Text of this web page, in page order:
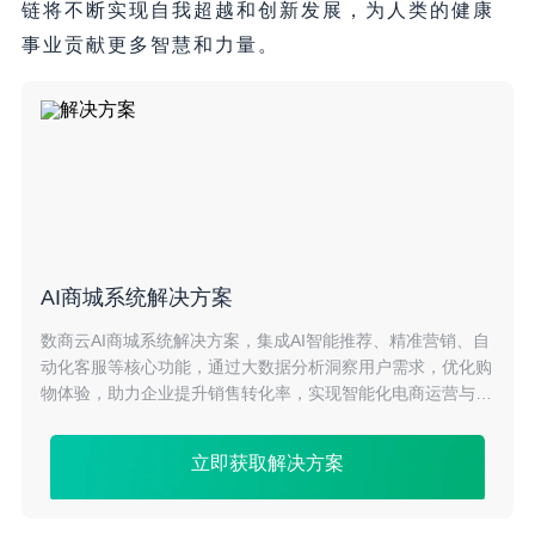
链将不断实现自我超越和创新发展，为人类的健康
事业贡献更多智慧和力量。
AI商城系统解决方案
数商云AI商城系统解决方案，集成AI智能推荐、精准营销、自
动化客服等核心功能，通过大数据分析洞察用户需求，优化购
物体验，助力企业提升销售转化率，实现智能化电商运营与业
立即获取解决方案